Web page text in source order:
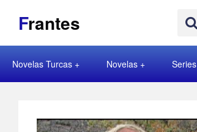
Frantes
Novelas Turcas Novelas Series